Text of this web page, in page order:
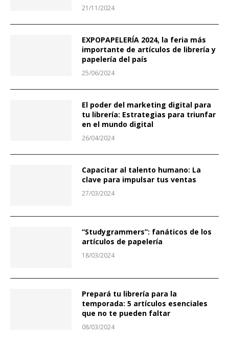
21/11/2024
EXPOPAPELERÍA 2024, la feria más
importante de artículos de librería y
papelería del país
25/06/2024
El poder del marketing digital para
tu librería: Estrategias para triunfar
en el mundo digital
26/04/2024
Capacitar al talento humano: La
clave para impulsar tus ventas
27/03/2024
“Studygrammers”: fanáticos de los
artículos de papelería
18/03/2024
Prepará tu librería para la
temporada: 5 artículos esenciales
que no te pueden faltar
08/03/2024